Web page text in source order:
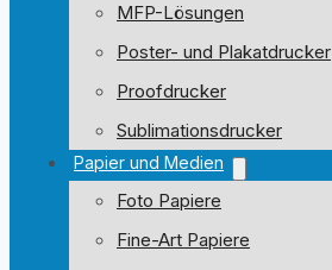
MFP-Lösungen
Poster- und Plakatdrucker
Proofdrucker
Sublimationsdrucker
Papier und Medien
Foto Papiere
Fine-Art Papiere